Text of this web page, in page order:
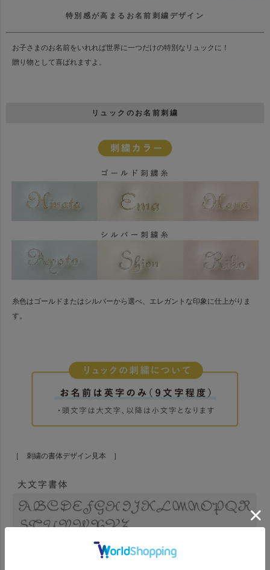
特別感が高まるお名前刺繍デザイン
お子さまのお名前をいれれば世界に一つだけの特別なリュックに！
贈り物として喜ばれますよ。
リュックのお名前刺繍
糸色はゴールドまたはシルバーから選べ、エレガントな印象に仕上がりま
す。
［ 刺繍の書体デザイン見本 ］